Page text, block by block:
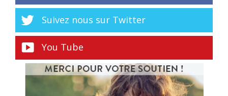
Suivez nous sur Twitter
You Tube